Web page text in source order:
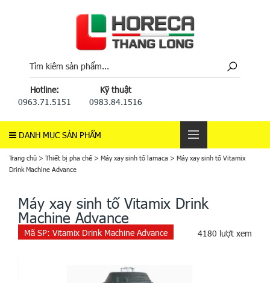
Hotline:
0963.71.5151
Kỹ thuật
0983.84.1516
DANH MỤC SẢN PHẨM
Trang chủ > Thiết bị pha chế> Máy xay sinh tố lamaca > Máy xay sinh tố Vitamix
Drink Machine Advance
Máy xay sinh tố Vitamix Drink
Machine Advance
Mã SP: Vitamix Drink Machine Advance 4180 lượt xem